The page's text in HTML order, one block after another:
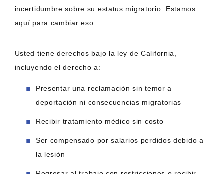
incertidumbre sobre su estatus migratorio. Estamos
aquí para cambiar eso.
Usted tiene derechos bajo la ley de California,
incluyendo el derecho a:
Presentar una reclamación sin temor a
deportación ni consecuencias migratorias
Recibir tratamiento médico sin costo
Ser compensado por salarios perdidos debido a
la lesión